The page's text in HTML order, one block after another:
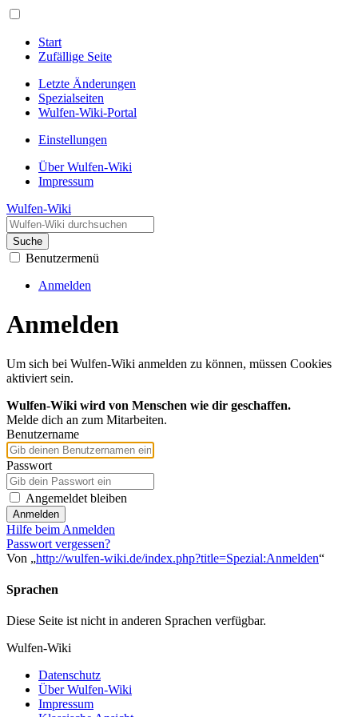
Start
Zufällige Seite
Letzte Änderungen
Spezialseiten
Wulfen-Wiki-Portal
Einstellungen
Über Wulfen-Wiki
Impressum
Wulfen-Wiki
Suche
Benutzermenü
Anmelden
Anmelden
Um sich bei Wulfen-Wiki anmelden zu können, müssen Cookies
aktiviert sein.
Wulfen-Wiki wird von Menschen wie dir geschaffen.
Melde dich an zum Mitarbeiten.
Benutzername
Passwort
Angemeldet bleiben
Anmelden
Hilfe beim Anmelden
Passwort vergessen?
Von „http://wulfen-wiki.de/index.php?title=Spezial:Anmelden“
Sprachen
Diese Seite ist nicht in anderen Sprachen verfügbar.
Wulfen-Wiki
Datenschutz
Über Wulfen-Wiki
Impressum